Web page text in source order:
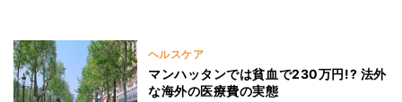
ヘルスケア
マンハッタンでは貧血で230万円!? 法外
な海外の医療費の実態